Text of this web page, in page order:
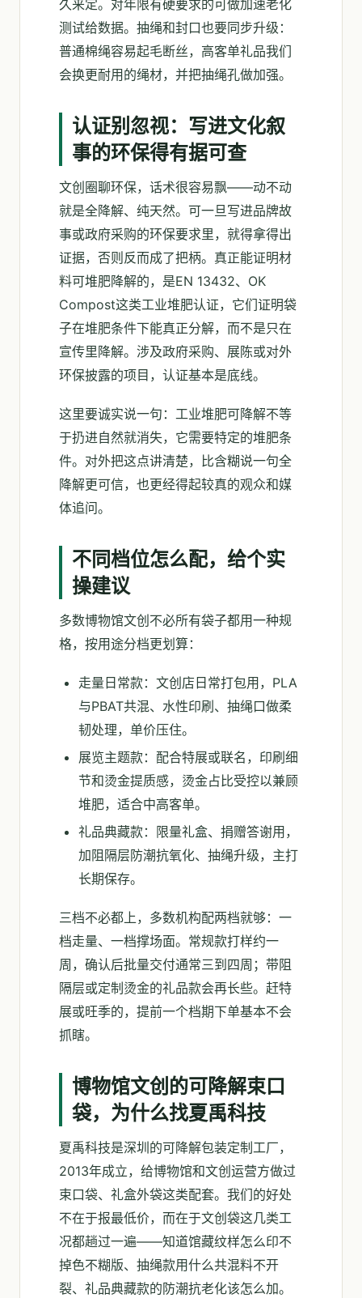
久来定。对年限有硬要求的可做加速老化
测试给数据。抽绳和封口也要同步升级：
普通棉绳容易起毛断丝，高客单礼品我们
会换更耐用的绳材，并把抽绳孔做加强。
认证别忽视：写进文化叙
事的环保得有据可查
文创圈聊环保，话术很容易飘——动不动
就是全降解、纯天然。可一旦写进品牌故
事或政府采购的环保要求里，就得拿得出
证据，否则反而成了把柄。真正能证明材
料可堆肥降解的，是EN 13432、OK
Compost这类工业堆肥认证，它们证明袋
子在堆肥条件下能真正分解，而不是只在
宣传里降解。涉及政府采购、展陈或对外
环保披露的项目，认证基本是底线。
这里要诚实说一句：工业堆肥可降解不等
于扔进自然就消失，它需要特定的堆肥条
件。对外把这点讲清楚，比含糊说一句全
降解更可信，也更经得起较真的观众和媒
体追问。
不同档位怎么配，给个实
操建议
多数博物馆文创不必所有袋子都用一种规
格，按用途分档更划算：
走量日常款：文创店日常打包用，PLA
与PBAT共混、水性印刷、抽绳口做柔
韧处理，单价压住。
展览主题款：配合特展或联名，印刷细
节和烫金提质感，烫金占比受控以兼顾
堆肥，适合中高客单。
礼品典藏款：限量礼盒、捐赠答谢用，
加阻隔层防潮抗氧化、抽绳升级，主打
长期保存。
三档不必都上，多数机构配两档就够：一
档走量、一档撑场面。常规款打样约一
周，确认后批量交付通常三到四周；带阻
隔层或定制烫金的礼品款会再长些。赶特
展或旺季的，提前一个档期下单基本不会
抓瞎。
博物馆文创的可降解束口
袋，为什么找夏禹科技
夏禹科技是深圳的可降解包装定制工厂，
2013年成立，给博物馆和文创运营方做过
束口袋、礼盒外袋这类配套。我们的好处
不在于报最低价，而在于文创袋这几类工
况都趟过一遍——知道馆藏纹样怎么印不
掉色不糊版、抽绳款用什么共混料不开
裂、礼品典藏款的防潮抗老化该怎么加。